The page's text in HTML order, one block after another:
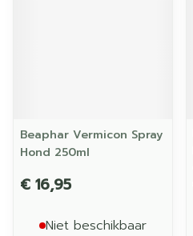
Beaphar Vermicon Spray
Hond 250ml
€ 16,95
Niet beschikbaar